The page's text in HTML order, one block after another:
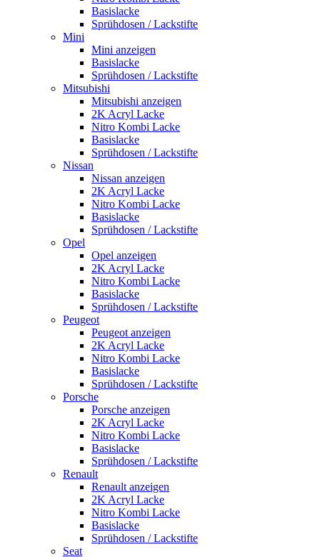
Basislacke
Sprühdosen / Lackstifte
Mini
Mini anzeigen
Basislacke
Sprühdosen / Lackstifte
Mitsubishi
Mitsubishi anzeigen
2K Acryl Lacke
Nitro Kombi Lacke
Basislacke
Sprühdosen / Lackstifte
Nissan
Nissan anzeigen
2K Acryl Lacke
Nitro Kombi Lacke
Basislacke
Sprühdosen / Lackstifte
Opel
Opel anzeigen
2K Acryl Lacke
Nitro Kombi Lacke
Basislacke
Sprühdosen / Lackstifte
Peugeot
Peugeot anzeigen
2K Acryl Lacke
Nitro Kombi Lacke
Basislacke
Sprühdosen / Lackstifte
Porsche
Porsche anzeigen
2K Acryl Lacke
Nitro Kombi Lacke
Basislacke
Sprühdosen / Lackstifte
Renault
Renault anzeigen
2K Acryl Lacke
Nitro Kombi Lacke
Basislacke
Sprühdosen / Lackstifte
Seat